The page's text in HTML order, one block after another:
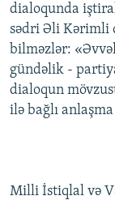
VIDEO
FOTOQALEREYA
İNFOQRAFIKA
KARIKATURA
RADIO ARXIV
OXU ZALI
AZƏRBAYCAN
İSLAM VƏ
HAQQIMIZDA
MISSIYAMIZ
PEŞƏ ETIKASI VƏ
BIZIMLƏ ƏLAQƏ
BIZI IZLƏ
dialoqunda
sədri Əli Kərimli
bilməzlər:
gündəlik -
dialoqun
ilə bağlı
Milli İstiqlal və